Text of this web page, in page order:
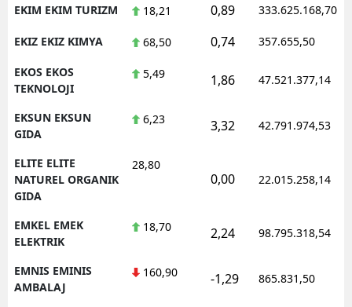
EKIM EKIM TURIZM 18,21 0,89 333.625.168,70
EKIZ EKIZ KIMYA 68,50 0,74 357.655,50
EKOS EKOS
TEKNOLOJI
5,49 1,86 47.521.377,14
EKSUN EKSUN
GIDA
6,23 3,32 42.791.974,53
ELITE ELITE
NATUREL ORGANIK
GIDA
28,80
0,00 22.015.258,14
EMKEL EMEK
ELEKTRIK
18,70 2,24 98.795.318,54
EMNIS EMINIS
AMBALAJ
160,90 -1,29 865.831,50